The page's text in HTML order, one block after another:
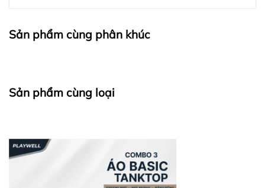
CAM KẾT & CHÍNH SÁCH
Đổi trả linh hoạt: Hỗ trợ đổi size/mẫu trong 7
ngày (hàng nguyên tem mác).
Giao hàng toàn quốc: 1–2 ngày (HCM), 3–5
Sản phẩm cùng phân khúc
Sản phẩm cùng loại